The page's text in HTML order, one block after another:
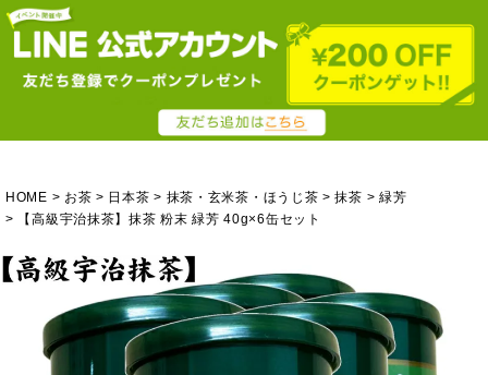
HOME お茶 日本茶 抹茶・玄米茶・ほうじ茶 抹茶
緑芳
【高級宇治抹茶】抹茶 粉末 緑芳 40g×6缶セット